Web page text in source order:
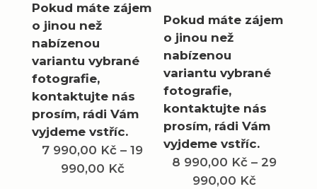
Pokud máte zájem
o jinou než
nabízenou
variantu vybrané
fotografie,
kontaktujte nás
prosím, rádi Vám
vyjdeme vstříc.
7 990,00 Kč – 19
990,00 KčRozpětí
Pokud máte zájem
o jinou než
nabízenou
variantu vybrané
fotografie,
kontaktujte nás
prosím, rádi Vám
vyjdeme vstříc.
8 990,00 Kč – 29
990,00 KčRozpětí